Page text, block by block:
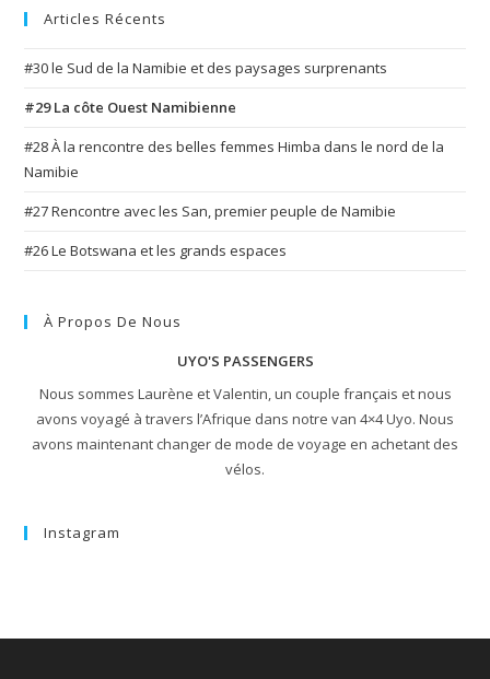
Articles Récents
#30 le Sud de la Namibie et des paysages surprenants
#29 La côte Ouest Namibienne
#28 À la rencontre des belles femmes Himba dans le nord de la
Namibie
#27 Rencontre avec les San, premier peuple de Namibie
#26 Le Botswana et les grands espaces
À Propos De Nous
UYO'S PASSENGERS
Nous sommes Laurène et Valentin, un couple français et nous
avons voyagé à travers l’Afrique dans notre van 4×4 Uyo. Nous
avons maintenant changer de mode de voyage en achetant des
vélos.
Instagram